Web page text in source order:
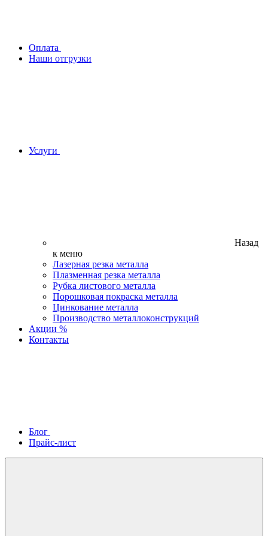
Оплата
Наши отгрузки
Услуги
Назад
к меню
Лазерная резка металла
Плазменная резка металла
Рубка листового металла
Порошковая покраска металла
Цинкование металла
Производство металлоконструкций
Акции %
Контакты
Блог
Прайс-лист